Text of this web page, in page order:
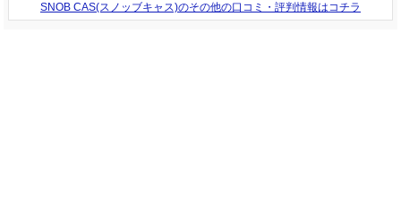
SNOB CAS(スノッブキャス)のその他の口コミ・評判情報はコチラ